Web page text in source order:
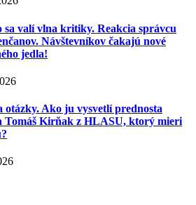
sa valí vlna kritiky. Reakcia správcu
Návštevníkov čakajú nové
jedla!
otázky. Ako ju vysvetlí prednosta
Tomáš Kirňak z HLASU, ktorý mieri